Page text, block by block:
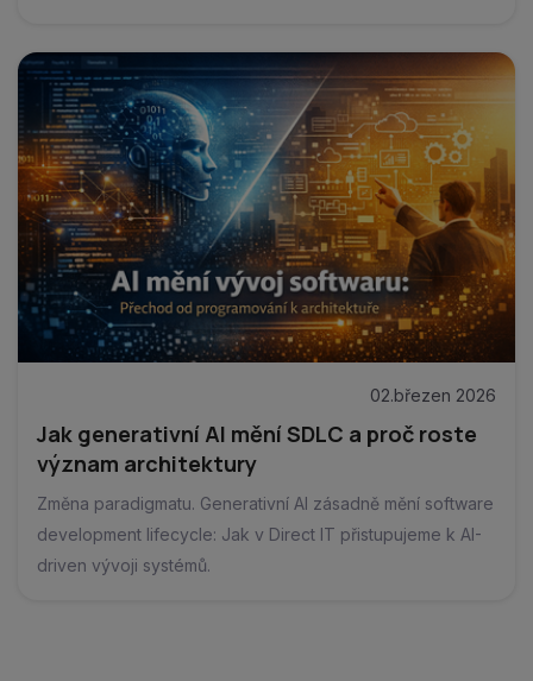
02.březen 2026
Jak generativní AI mění SDLC a proč roste
význam architektury
Změna paradigmatu. Generativní AI zásadně mění software
development lifecycle: Jak v Direct IT přistupujeme k AI-
driven vývoji systémů.